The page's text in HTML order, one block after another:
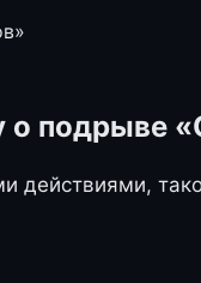
о подрыве
действиями,